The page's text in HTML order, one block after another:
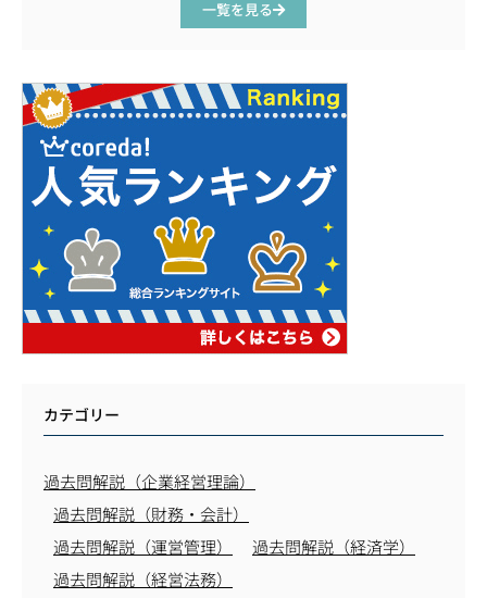
一覧を見る
カテゴリー
過去問解説（企業経営理論）
過去問解説（財務・会計）
過去問解説（運営管理）
過去問解説（経済学）
過去問解説（経営法務）